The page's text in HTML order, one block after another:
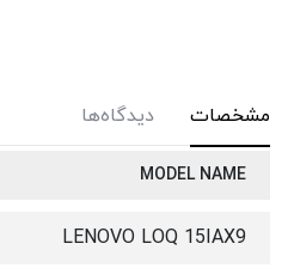
مشخصات دیدگاه‌ها
MODEL NAME
LENOVO LOQ 15IAX9